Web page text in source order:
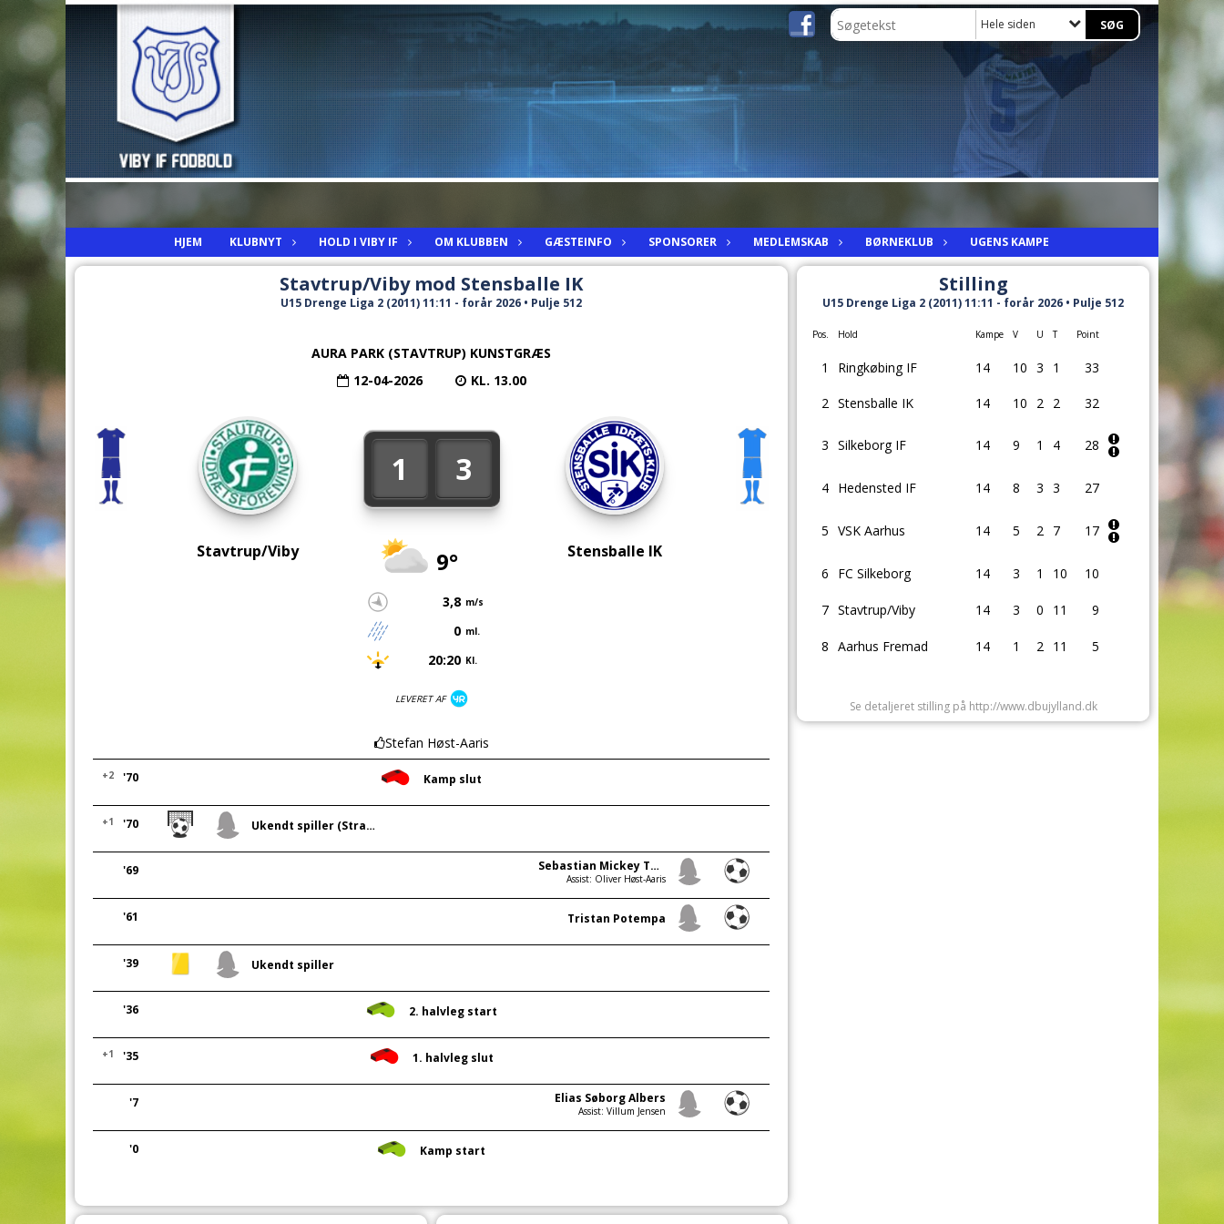
Hele siden
HJEM KLUBNYT HOLD I VIBY IF OM KLUBBEN GÆSTEINFO SPONSORER MEDLEMSKAB BØRNEKLUB UGENS KAMPE
Stavtrup/Viby mod Stensballe IK
U15 Drenge Liga 2 (2011) 11:11 - forår 2026 • Pulje 512
AURA PARK (STAVTRUP) KUNSTGRÆS
12-04-2026
KL. 13.00
Stavtrup/Viby
1 3
9°
3,8 m/s
0 ml.
20:20 Kl.
LEVERET AF
Stensballe IK
Stefan Høst-Aaris
'70
+2 Kamp slut
'70
+1 Ukendt spiller (Straffe)
'69 Sebastian Mickey Thorvaldsen
Assist: Oliver Høst-Aaris
'61 Tristan Potempa
'39 Ukendt spiller
'36 2. halvleg start
'35
+1 1. halvleg slut
'7 Elias Søborg Albers
Assist: Villum Jensen
'0 Kamp start
Stilling
U15 Drenge Liga 2 (2011) 11:11 - forår 2026 • Pulje 512
Pos. Hold Kampe V U T Point
1 Ringkøbing IF 14 10 3 1 33
2 Stensballe IK 14 10 2 2 32
3 Silkeborg IF 14 9 1 4 28
4 Hedensted IF 14 8 3 3 27
5 VSK Aarhus 14 5 2 7 17
6 FC Silkeborg 14 3 1 10 10
7 Stavtrup/Viby 14 3 0 11 9
8 Aarhus Fremad 14 1 2 11 5
Se detaljeret stilling på http://www.dbujylland.dk